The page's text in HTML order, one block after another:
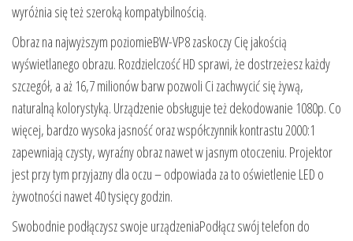
wyróżnia się też szeroką kompatybilnością.
Obraz na najwyższym poziomieBW-VP8 zaskoczy Cię jakością
wyświetlanego obrazu. Rozdzielczość HD sprawi, że dostrzeżesz każdy
szczegół, a aż 16,7 milionów barw pozwoli Ci zachwycić się żywą,
naturalną kolorystyką. Urządzenie obsługuje też dekodowanie 1080p. Co
więcej, bardzo wysoka jasność oraz współczynnik kontrastu 2000:1
zapewniają czysty, wyraźny obraz nawet w jasnym otoczeniu. Projektor
jest przy tym przyjazny dla oczu – odpowiada za to oświetlenie LED o
żywotności nawet 40 tysięcy godzin.
Swobodnie podłączysz swoje urządzeniaPodłącz swój telefon do